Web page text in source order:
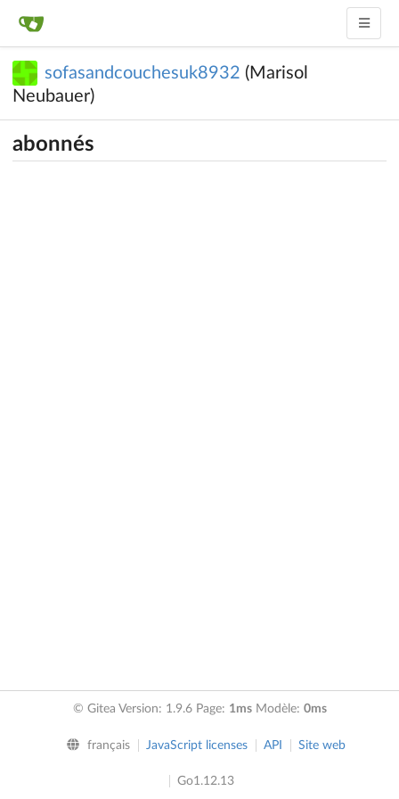
sofasandcouchesuk8932 (Marisol
Neubauer)
abonnés
© Gitea Version: 1.9.6 Page: 1msModèle: 0ms
français JavaScript licenses API Site web
Go1.12.13